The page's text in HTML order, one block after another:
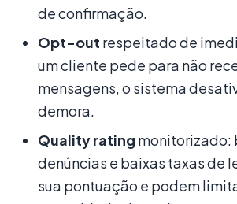
de confirmação.
Opt-out respeitado de
um cliente pede para não
mensagens, o sistema
demora.
Quality rating monitorizado:
denúncias e baixas taxas de
sua pontuação e podem